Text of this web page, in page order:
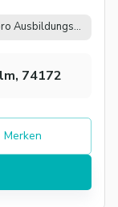
Einmalige Aufnahmegebür 60€ + 180€ pro Ausbildungsjahr
74172
Merken